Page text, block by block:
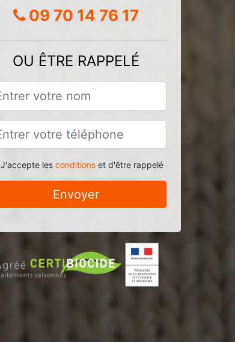
09 70 14 76 17
OU ÊTRE RAPPELÉ
J'accepte les conditionset d'être rappelé
Envoyer